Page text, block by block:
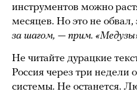
инструментов можно
месяцев. Но это не обвал,
за шагом, — прим.
Не читайте дурацкие
Россия через три недели
системы. Не останется.